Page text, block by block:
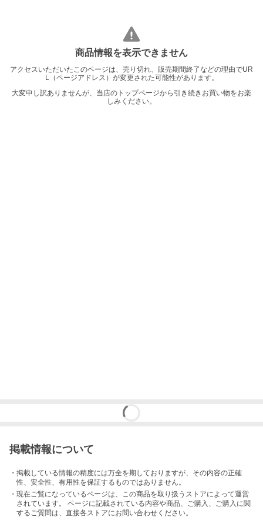
商品情報を表示できません
アクセスいただいたこのページは、売り切れ、販売期間終了などの理由でUR
L（ページアドレス）が変更された可能性があります。
大変申し訳ありませんが、当店のトップページから引き続きお買い物をお楽
しみください。
掲載情報について
・掲載している情報の精度には万全を期しておりますが、その内容の正確
性、安全性、有用性を保証するものではありません。
・現在ご覧になっているページは、この商品を取り扱うストアによって運営
されています。 ページに記載されている内容や商品、ご購入 、ご購入に関
するご質問は、直接各ストアにお問い合わせください。